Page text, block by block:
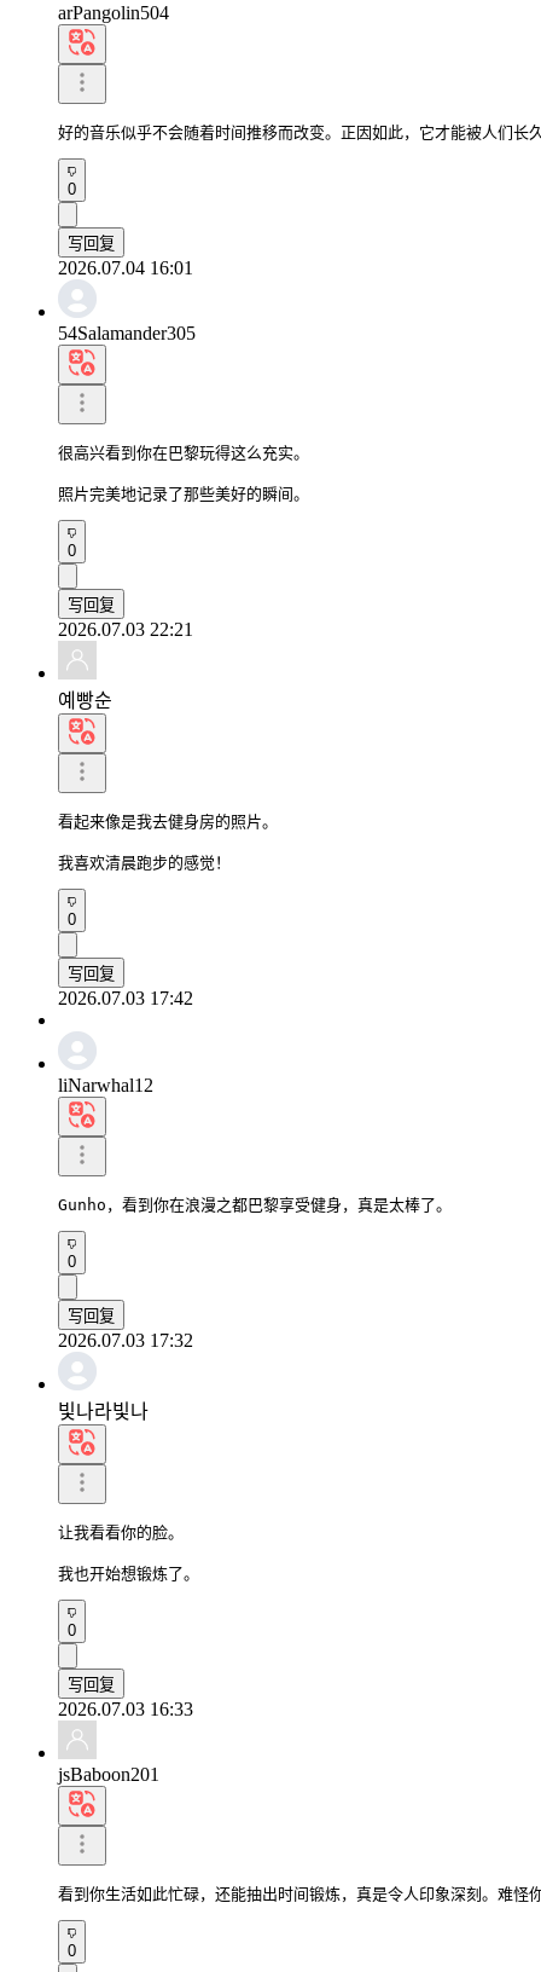
arPangolin504
好的音乐似乎不会随着时间推移而改变。正因如此，它才能被人们长
0
写回复
2026.07.04 16:01
54Salamander305
很高兴看到你在巴黎玩得这么充实。
照片完美地记录了那些美好的瞬间。
0
写回复
2026.07.03 22:21
예빵순
看起来像是我去健身房的照片。
我喜欢清晨跑步的感觉！
0
写回复
2026.07.03 17:42
liNarwhal12
Gunho，看到你在浪漫之都巴黎享受健身，真是太棒了。
0
写回复
2026.07.03 17:32
빛나라빛나
让我看看你的脸。
我也开始想锻炼了。
0
写回复
2026.07.03 16:33
jsBaboon201
看到你生活如此忙碌，还能抽出时间锻炼，真是令人印象深刻。难怪
0